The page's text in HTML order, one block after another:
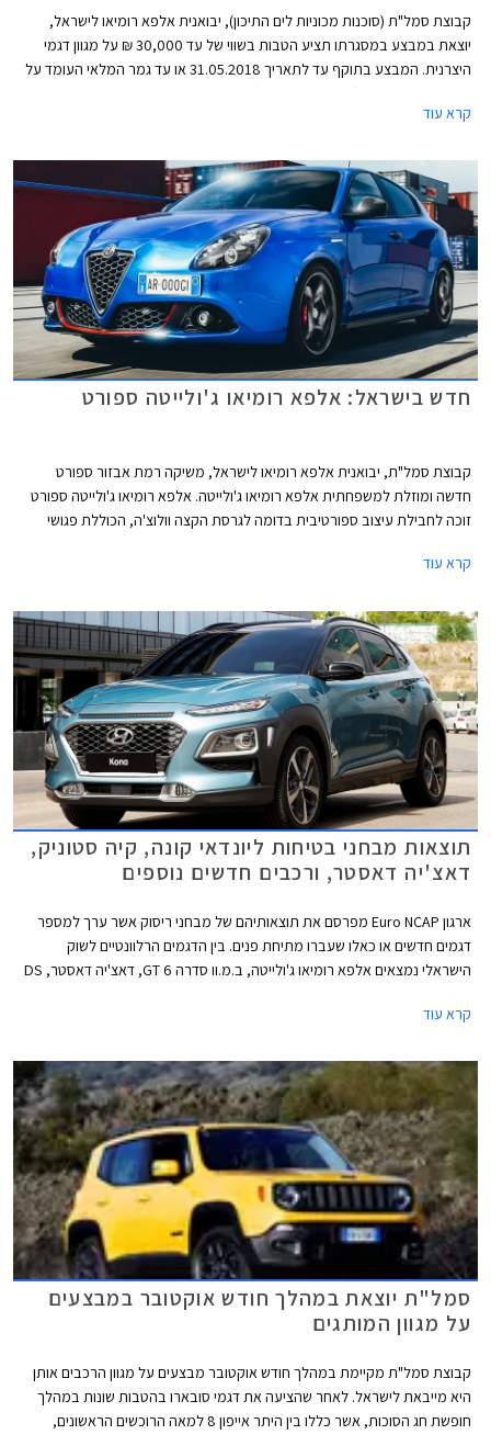
קבוצת סמל"ת (סוכנות מכוניות לים התיכון), יבואנית אלפא רומיאו לישראל,
יוצאת במבצע במסגרתו תציע הטבות בשווי של עד 30,000 ₪ על מגוון דגמי
היצרנית. המבצע בתוקף עד לתאריך 31.05.2018 או עד גמר המלאי העומד על
קרא עוד
חדש בישראל: אלפא רומיאו ג'ולייטה ספורט
קבוצת סמל"ת, יבואנית אלפא רומיאו לישראל, משיקה רמת אבזור ספורט
חדשה ומוזלת למשפחתית אלפא רומיאו ג'ולייטה. אלפא רומיאו ג'ולייטה ספורט
זוכה לחבילת עיצוב ספורטיבית בדומה לגרסת הקצה וולוצ'ה, הכוללת פגושי
קרא עוד
תוצאות מבחני בטיחות ליונדאי קונה, קיה סטוניק,
דאצ'יה דאסטר, ורכבים חדשים נוספים
ארגון Euro NCAP מפרסם את תוצאותיהם של מבחני ריסוק אשר ערך למספר
דגמים חדשים או כאלו שעברו מתיחת פנים. בין הדגמים הרלוונטיים לשוק
הישראלי נמצאים אלפא רומיאו ג'ולייטה, ב.מ.וו סדרה 6 GT, דאצ'יה דאסטר, DS
MG ZS, טויוטה אייגו, וטויוטה יאריס. סדרת מבחני הריסוק האחרונה מצביעה
דגמים חדשים מצטיינים ביחס לדגמים ותיקים שעברו מתיחת פנים לקבלת
מערכות בטיחות חדשות.
קרא עוד
סמל"ת יוצאת במהלך חודש אוקטובר במבצעים
על מגוון המותגים
קבוצת סמל"ת מקיימת במהלך חודש אוקטובר מבצעים על מגוון הרכבים אותן
היא מייבאת לישראל. לאחר שהציעה את דגמי סובארו בהטבות שונות במהלך
חופשת חג הסוכות, אשר כללו בין היתר אייפון 8 למאה הרוכשים הראשונים,